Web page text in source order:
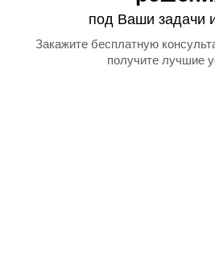
под Ваши задачи
Закажите бесплатную
получите лучшие